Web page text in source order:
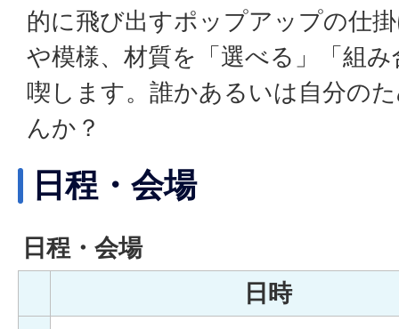
的に飛び出すポップアップの仕
や模様、材質を「選べる」「組
喫します。誰かあるいは自分の
んか？
日程・会場
日程・会場
日時